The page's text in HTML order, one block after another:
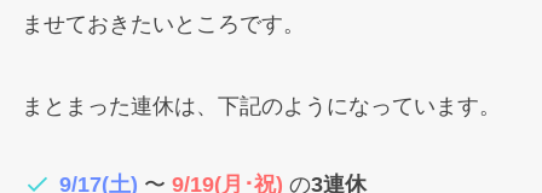
ませておきたいところです。
まとまった連休は、下記のようになっています。
9/17(土) 〜9/19(月･祝) の3連休